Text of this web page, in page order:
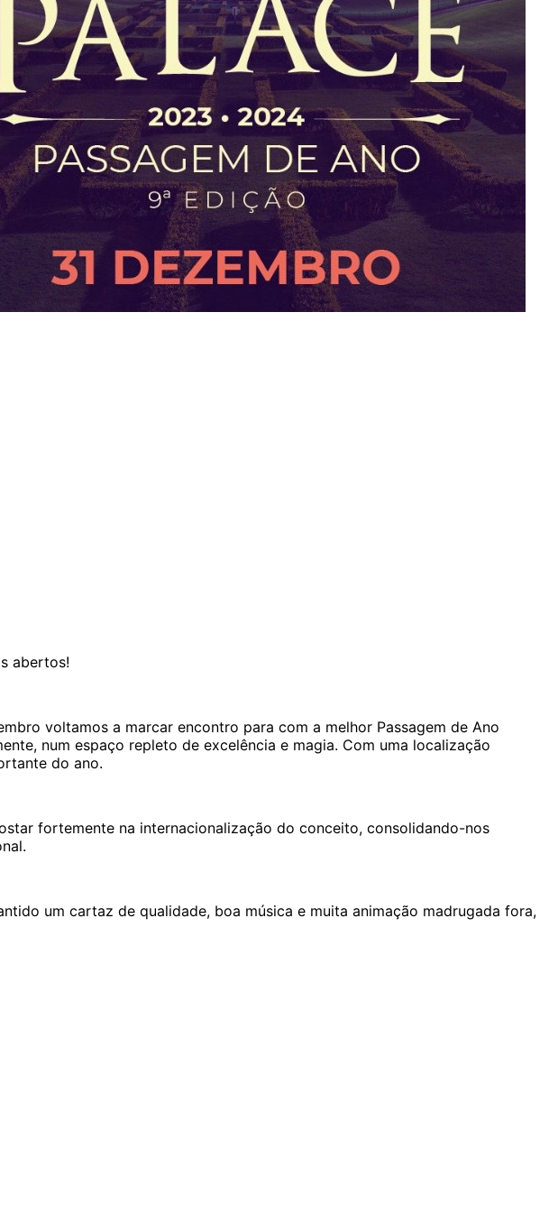
abertos!
voltamos a marcar encontro para com a melhor Passagem de Ano
num espaço repleto de excelência e magia. Com uma localização
do ano.
fortemente na internacionalização do conceito, consolidando-nos
um cartaz de qualidade, boa música e muita animação madrugada fora,